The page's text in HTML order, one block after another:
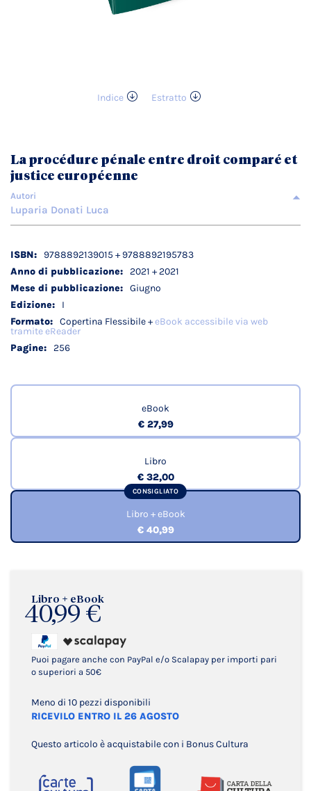
Indice
Estratto
galleria
di
immagini
Libro + eBook
40,99 €
Puoi pagare anche con PayPal e/o Scalapay per importi pari
o superiori a 50€
Meno di 10 pezzi disponibili
RICEVILO ENTRO IL 26 AGOSTO
Questo articolo è acquistabile con i Bonus Cultura
La procédure pénale entre droit comparé et
justice européenne
Autori
Luparia Donati Luca
Dettagli
tecnici
9788892139015 + 9788892195783
2021 + 2021
Giugno
I
Copertina Flessibile +eBook accessibile via web
tramite eReader
256
eBook
€ 27,99
Libro
€ 32,00
CONSIGLIATO
Libro + eBook
€ 40,99